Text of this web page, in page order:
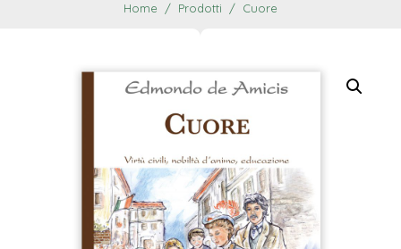
Home Prodotti Cuore